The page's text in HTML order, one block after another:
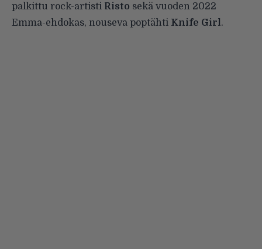
palkittu rock-artisti Risto sekä vuoden 2022
Emma-ehdokas, nouseva poptähti Knife Girl .